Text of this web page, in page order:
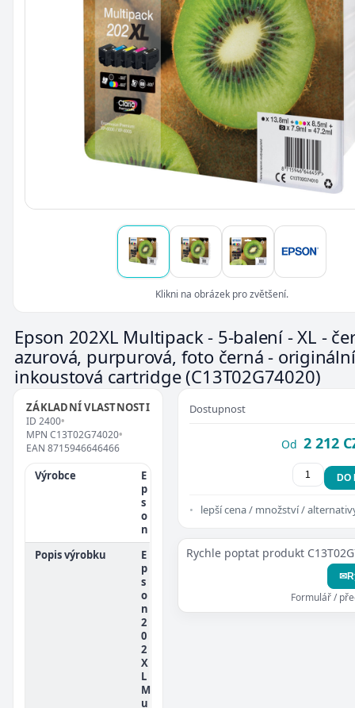
Klikni na obrázek pro zvětšení.
Epson 202XL Multipack - 5-balení - XL -
azurová, purpurová, foto černá -
inkoustová cartridge(C13T02G74020)
ZÁKLADNÍ VLASTNOSTI
ID 2400•
MPN C13T02G74020•
EAN 8715946646466
Výrobce
E
p
s
o
n
Popis výrobku
E
p
s
o
n
2
0
2
X
L
M
u
Dostupnost
Od 2 212
DO
lepší cena / množství /
Rychle poptat produkt
✉
Formulář /